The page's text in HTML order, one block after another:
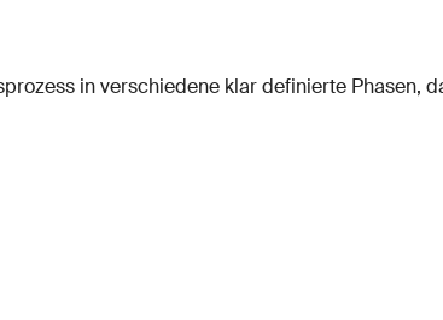
in verschiedene klar definierte Phasen,